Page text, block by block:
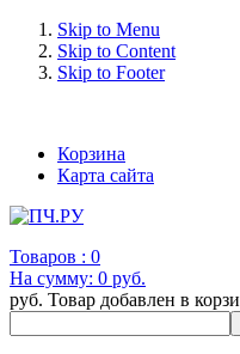
Skip to Menu
Skip to Content
Skip to Footer
Корзина
Карта сайта
Товаров : 0
На сумму: 0 руб.
руб. Товар добавлен в